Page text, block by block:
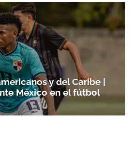
y del Caribe |
México en el fútbol